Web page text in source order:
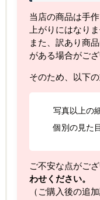
当店の商品は手
上がりにはなりま
また、訳あり商
がある場合がござ
そのため、以下
写真以上の
個別の見た
ご不安な点がござ
わせください。
（ご購入後の追